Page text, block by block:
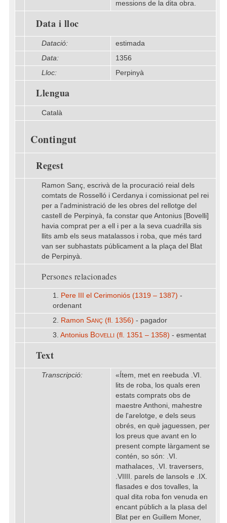
messions de la dita obra.
Data i lloc
Datació:
estimada
Data:
1356
Lloc:
Perpinyà
Llengua
Català
Contingut
Regest
Ramon Sanç, escrivà de la procuració reial dels
comtats de Rosselló i Cerdanya i comissionat pel rei
per a l'administració de les obres del rellotge del
castell de Perpinyà, fa constar que Antonius [Bovelli]
havia comprat per a ell i per a la seva cuadrilla sis
llits amb els seus matalassos i roba, que més tard
van ser subhastats públicament a la plaça del Blat
de Perpinyà.
Persones relacionades
1. Pere III el Cerimoniós (1319 – 1387) -
ordenant
2. Ramon Sanç (fl. 1356) - pagador
3. Antonius Bovelli (fl. 1351 – 1358) - esmentat
Text
Transcripció:
«Ítem, met en reebuda .VI.
lits de roba, los quals eren
estats comprats obs de
maestre Anthoni, mahestre
de l'arelotge, e dels seus
obrés, en què jaguessen, per
los preus que avant en lo
present compte làrgament se
contén, so són: .VI.
mathalaces, .VI. traversers,
.VIIII. parels de lansols e .IX.
flasades e dos tovalles, la
qual dita roba fon venuda en
encant públich a la plasa del
Blat per en Guillem Moner,